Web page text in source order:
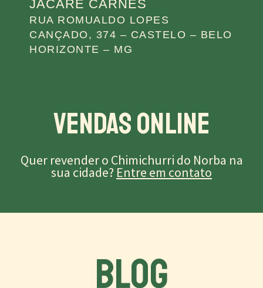
JACARÉ CARNES
RUA ROMUALDO LOPES
CANÇADO, 374 – CASTELO – BELO
HORIZONTE – MG
Vendas Online
Quer revender o Chimichurri do Norba na
sua cidade? Entre em contato
BLOG